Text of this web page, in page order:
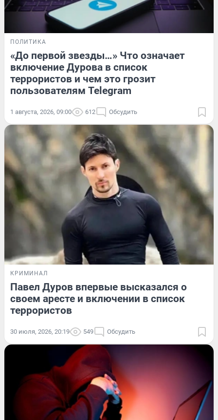
ПОЛИТИКА
«До первой звезды…» Что означает
включение Дурова в список
террористов и чем это грозит
пользователям Telegram
1 августа, 2026, 09:00 612 Обсудить
КРИМИНАЛ
Павел Дуров впервые высказался о
своем аресте и включении в список
террористов
30 июля, 2026, 20:19 549 Обсудить